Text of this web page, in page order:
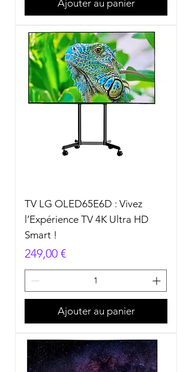
Ajouter au panier
TV LG OLED65E6D : Vivez
l’Expérience TV 4K Ultra HD
Smart !
Prix
249,00 €
Ajouter au panier